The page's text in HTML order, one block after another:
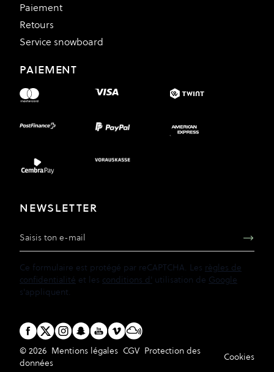
Paiement
Retours
Service snowboard
PAIEMENT
NEWSLETTER
Adresse e-mail
Ce formulaire est protégé par reCAPTCHA. Les règles de
confidentialité et les conditions d' utilisation de Google
s'appliquent.
© 2026 Mentions légales CGV Protection des
données
Cookies